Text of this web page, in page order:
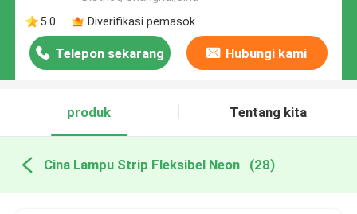
5.0
Diverifikasi pemasok
Telepon sekarang Hubungi kami
produk Tentang kita
Cina Lampu Strip Fleksibel Neon (28)